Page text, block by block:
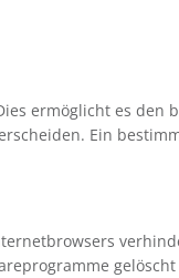
ermöglicht es den
Ein